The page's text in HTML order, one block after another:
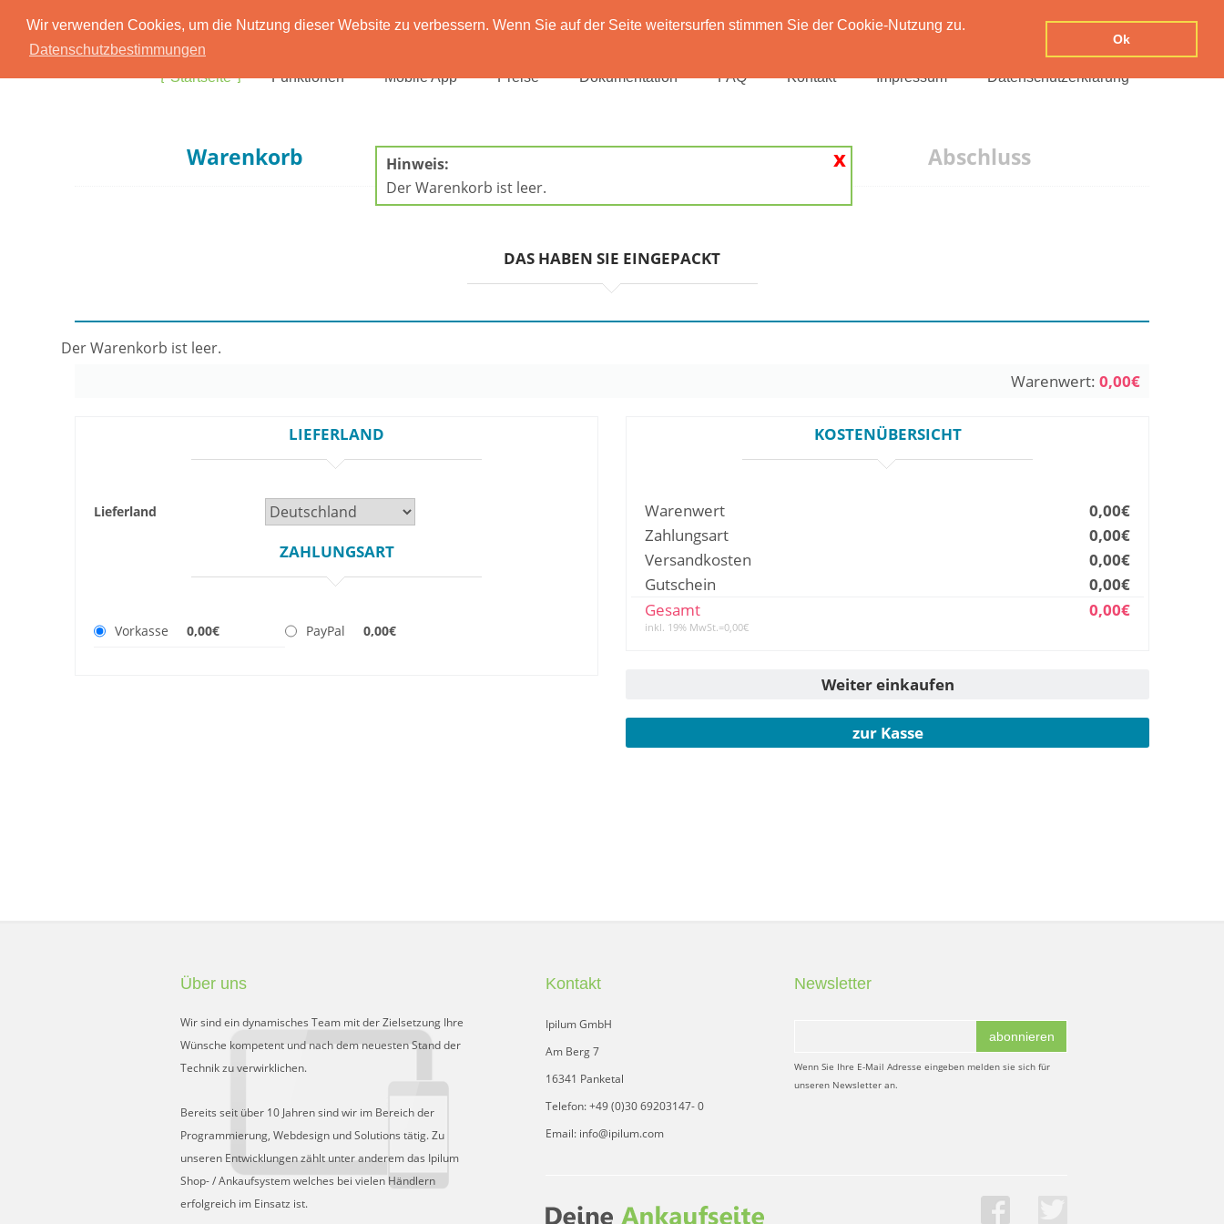
Wir verwenden Cookies, um die Nutzung dieser Website zu verbessern. Wenn Sie auf der Seite weitersurfen stimmen Sie der Cookie-Nutzung zu.
Datenschutzbestimmungen
Ok
Startseite Funktionen Mobile App Preise Dokumentation FAQ Kontakt Impressum Datenschutzerklärung
Hinweis:
Der Warenkorb ist leer.
x
Warenkorb Persönliche Daten Abschluss
DAS HABEN SIE EINGEPACKT
Der Warenkorb ist leer.
Warenwert: 0,00€
LIEFERLAND
Lieferland
ZAHLUNGSART
Vorkasse 0,00€ PayPal 0,00€
KOSTENÜBERSICHT
Warenwert
0,00€
Zahlungsart
0,00€
Versandkosten
0,00€
Gutschein
0,00€
Gesamt
0,00€
inkl. 19% MwSt.=0,00€
Weiter einkaufen
zur Kasse
Über uns
Wir sind ein dynamisches Team mit der Zielsetzung Ihre
Wünsche kompetent und nach dem neuesten Stand der
Technik zu verwirklichen.
Bereits seit über 10 Jahren sind wir im Bereich der
Programmierung, Webdesign und Solutions tätig. Zu
unseren Entwicklungen zählt unter anderem das Ipilum
Shop- / Ankaufsystem welches bei vielen Händlern
erfolgreich im Einsatz ist.
Kontakt
Ipilum GmbH
Am Berg 7
16341 Panketal
Telefon: +49 (0)30 69203147- 0
Email: info@ipilum.com
Newsletter
abonnieren
Wenn Sie Ihre E-Mail Adresse eingeben melden sie sich für
unseren Newsletter an.